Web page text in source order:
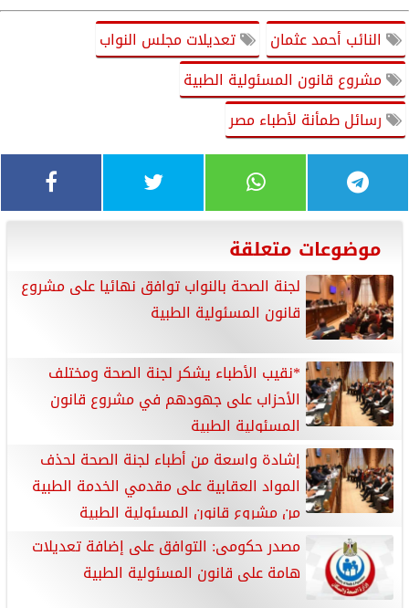
النائب أحمد عثمان
تعديلات مجلس النواب
مشروع قانون المسئولية الطبية
رسائل طمأنة لأطباء مصر
موضوعات متعلقة
لجنة الصحة بالنواب توافق نهائيا على مشروع
قانون المسئولية الطبية
*نقيب الأطباء يشكر لجنة الصحة ومختلف
الأحزاب على جهودهم في مشروع قانون
المسئولية الطبية
إشادة واسعة من أطباء لجنة الصحة لحذف
المواد العقابية على مقدمي الخدمة الطبية
من مشروع قانون المسئولية الطبية
مصدر حكومى: التوافق على إضافة تعديلات
هامة على قانون المسئولية الطبية